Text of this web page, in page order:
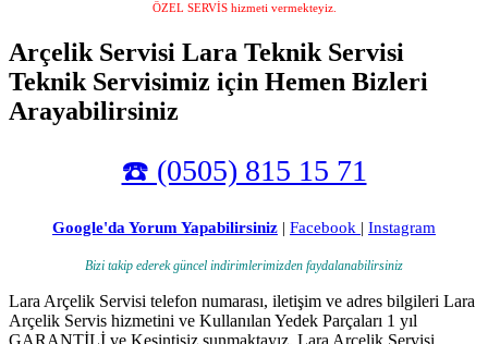
ÖZEL SERVİS hizmeti vermekteyiz.
Arçelik Servisi Lara Teknik Servisi
Teknik Servisimiz için Hemen Bizleri
Arayabilirsiniz
☎️ (0505) 815 15 71
Google'da Yorum Yapabilirsiniz | Facebook | Instagram
Bizi takip ederek güncel indirimlerimizden faydalanabilirsiniz
Lara Arçelik Servisi telefon numarası, iletişim ve adres bilgileri Lara
Arçelik Servis hizmetini ve Kullanılan Yedek Parçaları 1 yıl
GARANTİLİ ve Kesintisiz sunmaktayız. Lara Arçelik Servisi